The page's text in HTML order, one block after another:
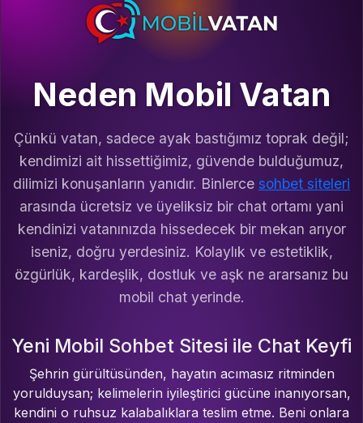
Neden Mobil Vatan
Çünkü vatan, sadece ayak bastığımız toprak değil;
kendimizi ait hissettiğimiz, güvende bulduğumuz,
dilimizi konuşanların yanıdır. Binlerce sohbet siteleri
arasında ücretsiz ve üyeliksiz bir chat ortamı yani
kendinizi vatanınızda hissedecek bir mekan arıyor
iseniz, doğru yerdesiniz. Kolaylık ve estetiklik,
özgürlük, kardeşlik, dostluk ve aşk ne ararsanız bu
mobil chat yerinde.
Yeni Mobil Sohbet Sitesi ile Chat Keyfi
Şehrin gürültüsünden, hayatın acımasız ritminden
yorulduysan; kelimelerin iyileştirici gücüne inanıyorsan,
kendini o ruhsuz kalabalıklara teslim etme. Beni onlara